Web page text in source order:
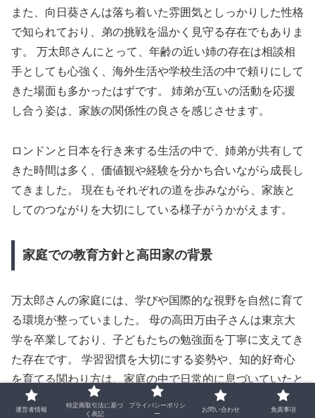
また、向日葵さんは落ち着いた雰囲気としっかりした性格
で知られており、弟の挑戦を温かく見守る存在でもありま
す。 万太郎さんにとって、年齢の近い姉の存在は相談相
手としても心強く、海外生活や学校生活の中で頼りにして
きた場面も多かったはずです。 姉弟が互いの活動を応援
し合う姿は、家族の関係性の良さを感じさせます。
ロンドンと日本を行き来する生活の中で、姉弟が共有して
きた時間は多く、価値観や経験を分かち合いながら成長し
てきました。 現在もそれぞれの道を歩みながら、家族と
してのつながりを大切にしている様子がうかがえます。
家庭での教育方針と高田家の背景
万太郎さんの家庭には、学びや国際的な視野を自然に育て
る環境が整っていました。 母の高田万由子さんは東京大
学を卒業しており、子どもたちの勉強面を丁寧に支えてき
た存在です。 学習習慣を大切にする姿勢や、知的好奇心
を育てる関わり方は、家庭の中で日常的に息づいていたと
考えられます。
運営者情報
特定商取引法に基づ
く表記
プライバシーポリシ
ー
お問い合わせ 免責事項